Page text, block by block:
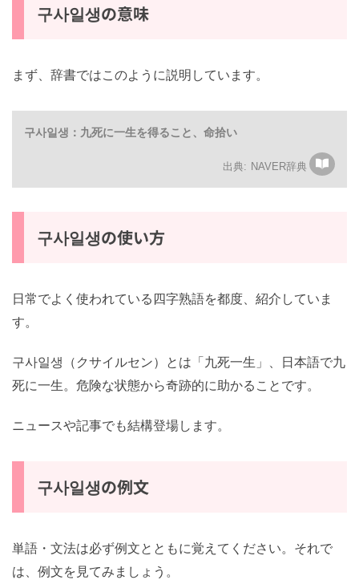
구사일생の意味
まず、辞書ではこのように説明しています。
구사일생：九死に一生を得ること、命拾い
NAVER辞典
구사일생の使い方
日常でよく使われている四字熟語を都度、紹介していま
す。
구사일생（クサイルセン）とは「九死一生」、日本語で九
死に一生。危険な状態から奇跡的に助かることです。
ニュースや記事でも結構登場します。
구사일생の例文
単語・文法は必ず例文とともに覚えてください。それで
は、例文を見てみましょう。